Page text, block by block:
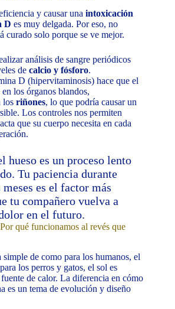
y causar una intoxicación
D es muy delgada. Por eso, no
curado solo porque se ve mejor.
análisis de sangre periódicos
de calcio y fósforo.
D (hipervitaminosis) hace que el
los órganos blandos,
los riñones, lo que podría causar un
Los controles nos permiten
que su cuerpo necesita en cada
hueso es un proceso lento
Tu paciencia durante
es el factor más
tu compañero vuelva a
en el futuro.
qué funcionamos al revés que
de como para los humanos, el
los perros y gatos, el sol es
de calor. La diferencia en cómo
es un tema de evolución y diseño